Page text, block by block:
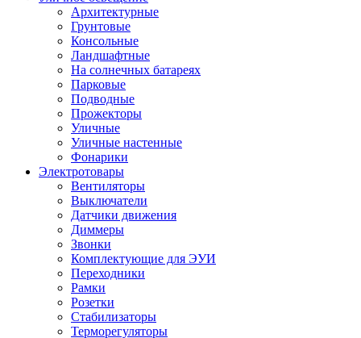
Архитектурные
Грунтовые
Консольные
Ландшафтные
На солнечных батареях
Парковые
Подводные
Прожекторы
Уличные
Уличные настенные
Фонарики
Электротовары
Вентиляторы
Выключатели
Датчики движения
Диммеры
Звонки
Комплектующие для ЭУИ
Переходники
Рамки
Розетки
Стабилизаторы
Терморегуляторы